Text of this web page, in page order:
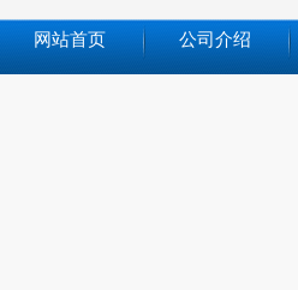
网站首页 公司介绍